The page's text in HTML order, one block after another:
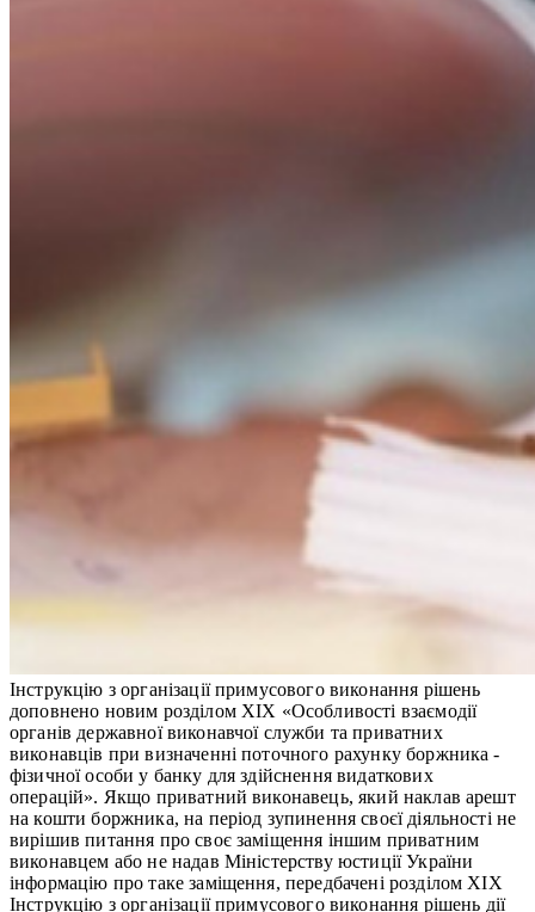
Інструкцію з організації примусового виконання рішень
доповнено новим розділом ХІХ «Особливості взаємодії
органів державної виконавчої служби та приватних
виконавців при визначенні поточного рахунку боржника -
фізичної особи у банку для здійснення видаткових
операцій». Якщо приватний виконавець, який наклав арешт
на кошти боржника, на період зупинення своєї діяльності не
вирішив питання про своє заміщення іншим приватним
виконавцем або не надав Міністерству юстиції України
інформацію про таке заміщення, передбачені розділом ХІХ
Інструкцію з організації примусового виконання рішень дії